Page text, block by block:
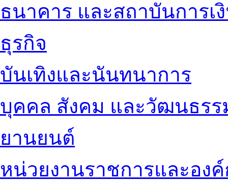
ธนาคาร และสถาบันการเ
ธุรกิจ
บันเทิงและนันทนาการ
บุคคล สังคม และวัฒนธรร
ยานยนต์
หน่วยงานราชการและอง